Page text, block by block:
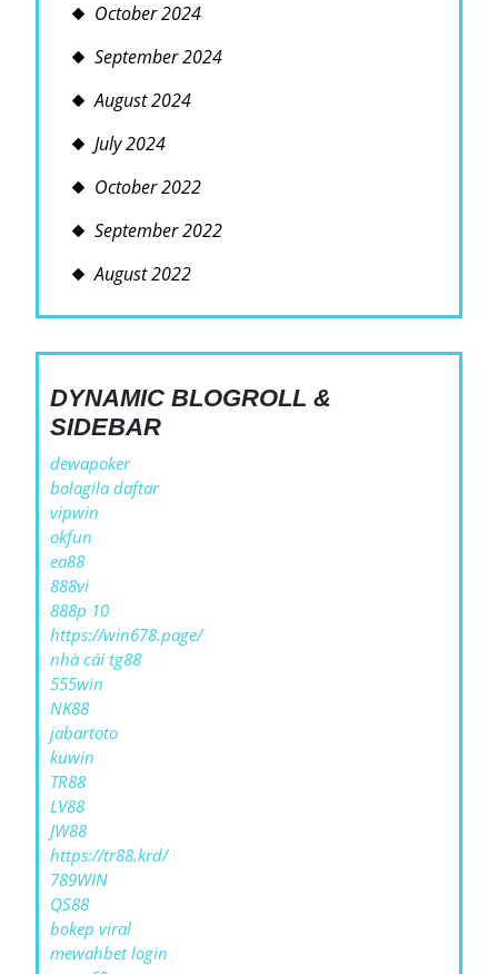
October 2024
September 2024
August 2024
July 2024
October 2022
September 2022
August 2022
DYNAMIC BLOGROLL &
SIDEBAR
dewapoker
bolagila daftar
vipwin
okfun
ea88
888vi
888p 10
https://win678.page/
nhà cái tg88
555win
NK88
jabartoto
kuwin
TR88
LV88
JW88
https://tr88.krd/
789WIN
QS88
bokep viral
mewahbet login